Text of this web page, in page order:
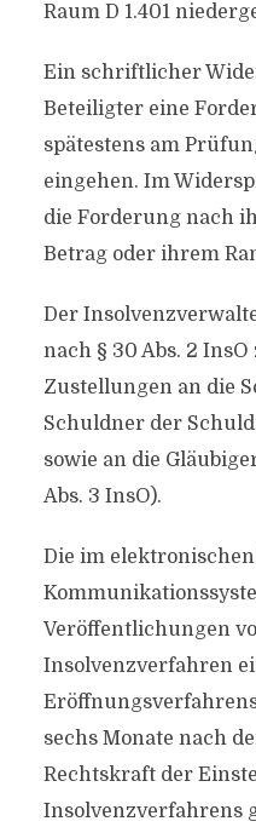
Raum D 1.401
Ein schriftlicher
Beteiligter eine
spätestens am
eingehen. Im
die Forderung nach
Betrag oder ihrem
Der
nach § 30 Abs. 2
Zustellungen an die
Schuldner der
sowie an die
Abs. 3 InsO).
Die im
Veröffentlichungen
Insolvenzverfahren
sechs Monate nach
Rechtskraft der
Insolvenzverfahrens